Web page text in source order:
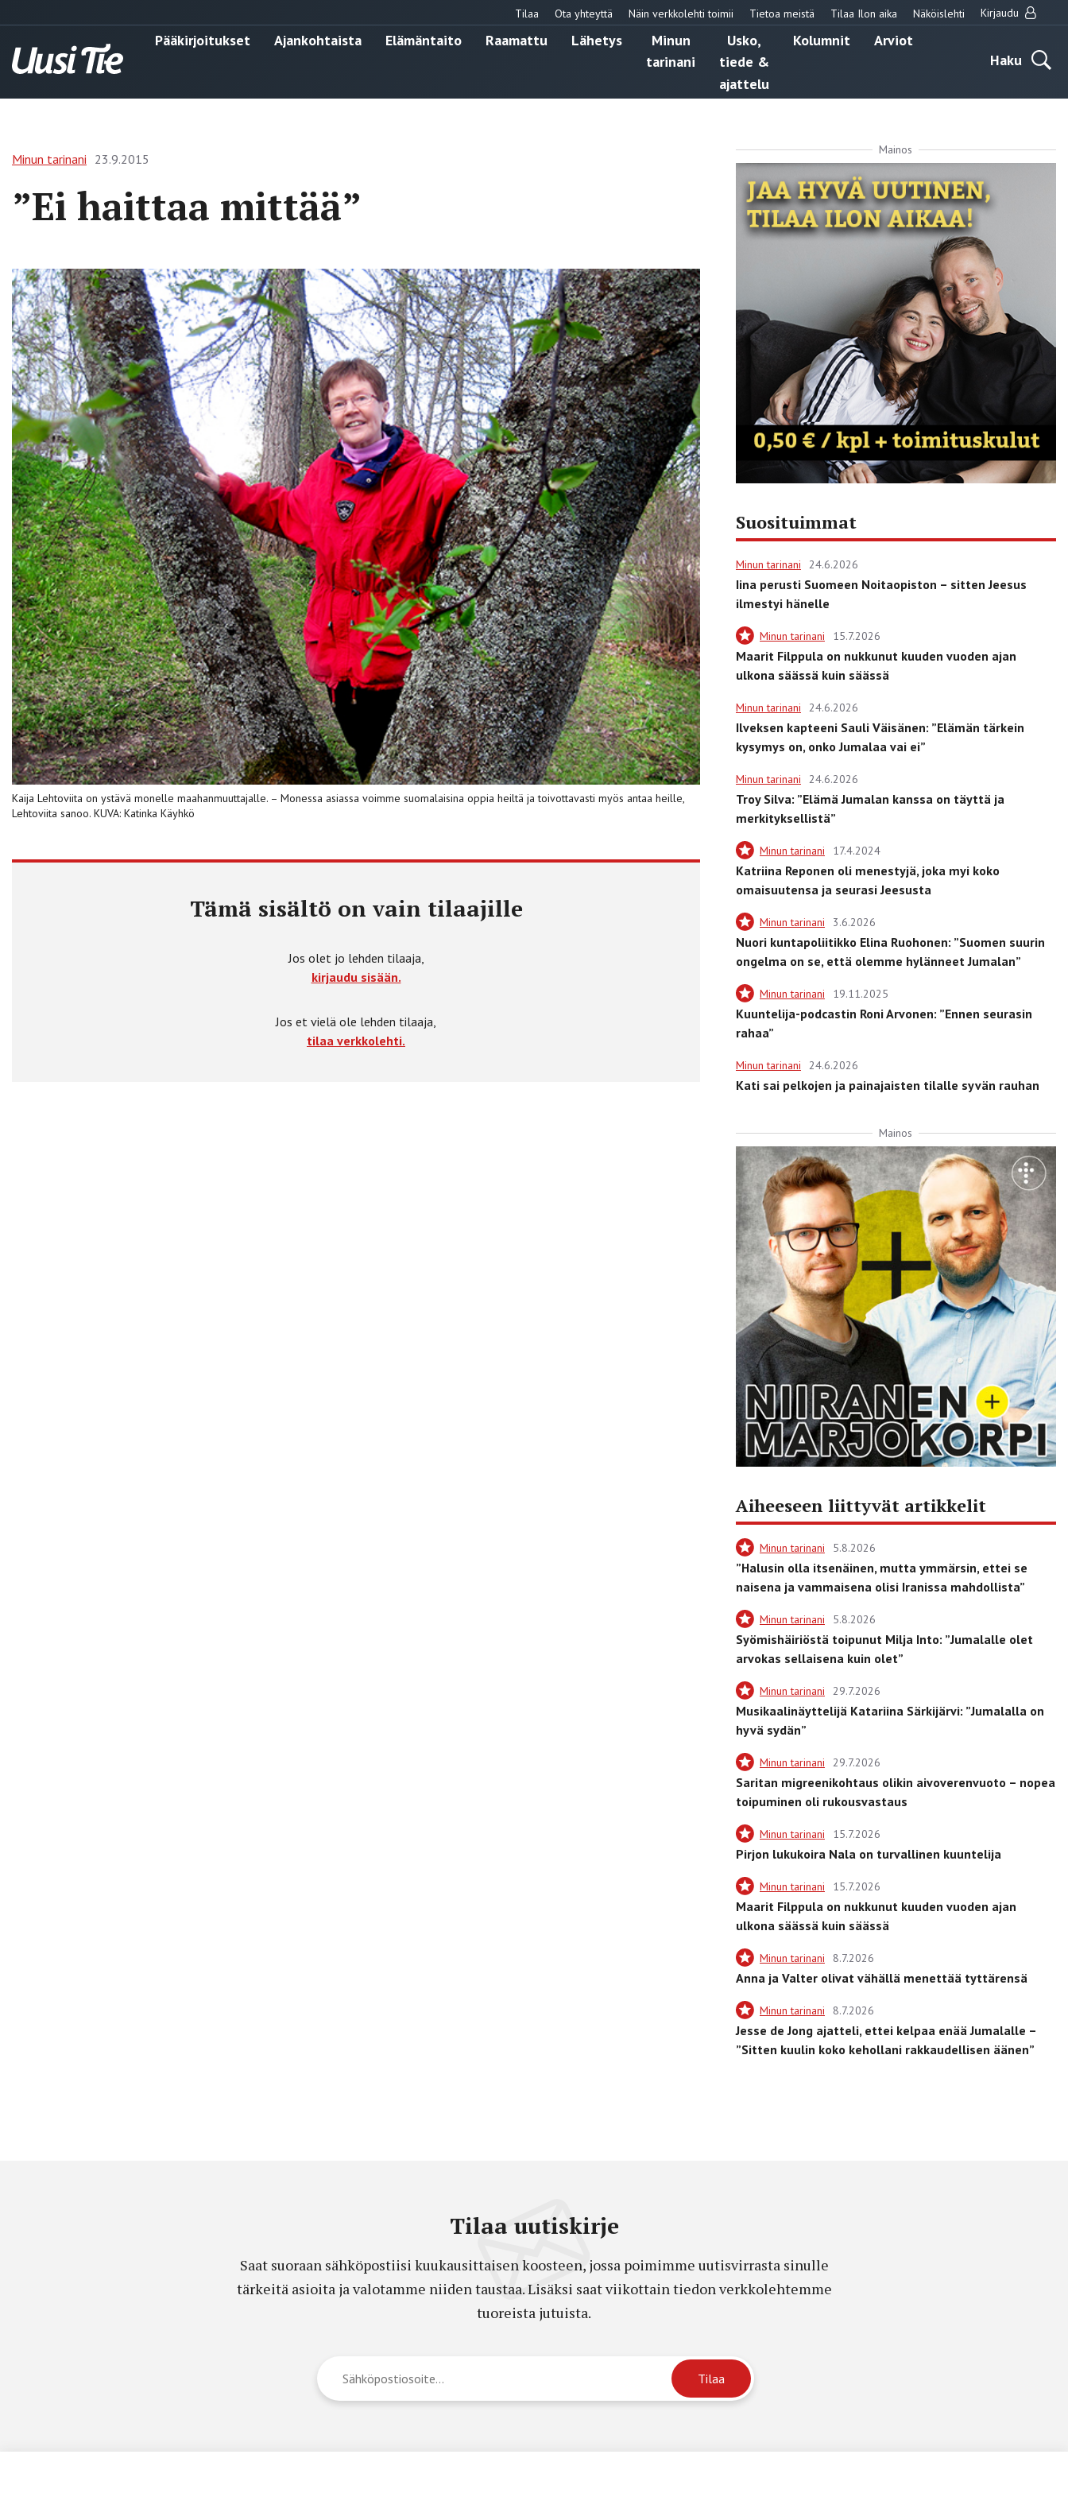
Tilaa Ota yhteyttä Näin verkkolehti toimii Tietoa meistä Tilaa Ilon aika Näköislehti Kirjaudu
Pääkirjoitukset Ajankohtaista Elämäntaito Raamattu Lähetys
Minun
tarinani
Usko,
tiede &
ajattelu
Kolumnit
Arviot
Haku
Minun tarinani 23.9.2015
”Ei haittaa mittää”
Kaija Lehtoviita on ystävä monelle maahanmuuttajalle. – Monessa asiassa voimme suomalaisina oppia heiltä ja toivottavasti myös antaa heille,
Lehtoviita sanoo. KUVA: Katinka Käyhkö
Tämä sisältö on vain tilaajille
Jos olet jo lehden tilaaja,
kirjaudu sisään.
Jos et vielä ole lehden tilaaja,
tilaa verkkolehti.
Mainos
Suosituimmat
Minun tarinani 24.6.2026
Iina perusti Suomeen Noitaopiston – sitten Jeesus
ilmestyi hänelle
Minun tarinani 15.7.2026
Maarit Filppula on nukkunut kuuden vuoden ajan
ulkona säässä kuin säässä
Minun tarinani 24.6.2026
Ilveksen kapteeni Sauli Väisänen: ”Elämän tärkein
kysymys on, onko Jumalaa vai ei”
Minun tarinani 24.6.2026
Troy Silva: ”Elämä Jumalan kanssa on täyttä ja
merkityksellistä”
Minun tarinani 17.4.2024
Katriina Reponen oli menestyjä, joka myi koko
omaisuutensa ja seurasi Jeesusta
Minun tarinani 3.6.2026
Nuori kuntapoliitikko Elina Ruohonen: ”Suomen suurin
ongelma on se, että olemme hylänneet Jumalan”
Minun tarinani 19.11.2025
Kuuntelija-podcastin Roni Arvonen: ”Ennen seurasin
rahaa”
Minun tarinani 24.6.2026
Kati sai pelkojen ja painajaisten tilalle syvän rauhan
Mainos
Aiheeseen liittyvät artikkelit
Minun tarinani 5.8.2026
”Halusin olla itsenäinen, mutta ymmärsin, ettei se
naisena ja vammaisena olisi Iranissa mahdollista”
Minun tarinani 5.8.2026
Syömishäiriöstä toipunut Milja Into: ”Jumalalle olet
arvokas sellaisena kuin olet”
Minun tarinani 29.7.2026
Musikaalinäyttelijä Katariina Särkijärvi: ”Jumalalla on
hyvä sydän”
Minun tarinani 29.7.2026
Saritan migreenikohtaus olikin aivoverenvuoto – nopea
toipuminen oli rukousvastaus
Minun tarinani 15.7.2026
Pirjon lukukoira Nala on turvallinen kuuntelija
Minun tarinani 15.7.2026
Maarit Filppula on nukkunut kuuden vuoden ajan
ulkona säässä kuin säässä
Minun tarinani 8.7.2026
Anna ja Valter olivat vähällä menettää tyttärensä
Minun tarinani 8.7.2026
Jesse de Jong ajatteli, ettei kelpaa enää Jumalalle –
”Sitten kuulin koko kehollani rakkaudellisen äänen”
Tilaa uutiskirje
Saat suoraan sähköpostiisi kuukausittaisen koosteen, jossa poimimme uutisvirrasta sinulle
tärkeitä asioita ja valotamme niiden taustaa. Lisäksi saat viikottain tiedon verkkolehtemme
tuoreista jutuista.